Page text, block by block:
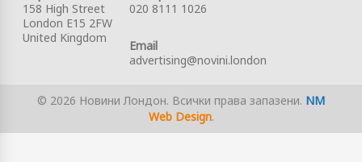
158 High Street
London E15 2FW
United Kingdom
020 8111 1026
Email
advertising@novini.london
© 2026 Новини Лондон. Всички права запазени. NM
Web Design.